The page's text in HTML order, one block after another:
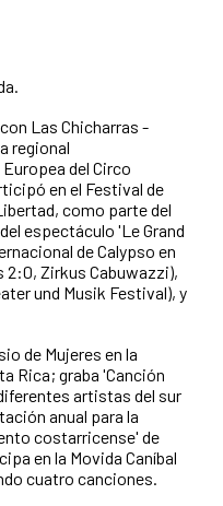
Las Chicharras -
regional
del Circo
en el Festival de
como parte del
espectáculo 'Le Grand
de Calypso en
2:0, Zirkus Cabuwazzi),
und Musik Festival), y
de Mujeres en la
Rica; graba 'Canción
artistas del sur
anual para la
costarricense' de
en la Movida Caníbal
cuatro canciones.